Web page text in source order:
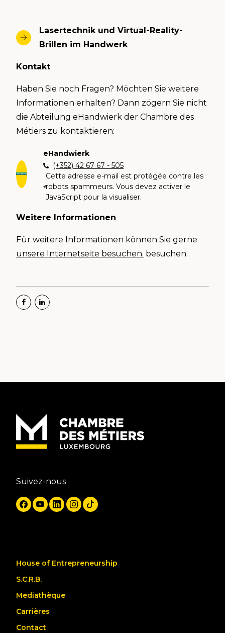
Lasertechnik und Virtual-Reality-
Brillen im Handwerk
Kontakt
Haben Sie noch Fragen? Möchten Sie weitere
Informationen erhalten? Dann zögern Sie nicht
die Abteilung eHandwierk der Chambre des
Métiers zu kontaktieren:
eHandwierk
(+352) 42 67 67 - 505
Cette adresse e-mail est protégée contre les
robots spammeurs. Vous devez activer le
JavaScript pour la visualiser.
Weitere Informationen
Für weitere Informationen können Sie gerne
unsere Internetseite besuchen. besuchen.
Suivez-nous
House of Entrepreneurship
S.C.R.B.
Mediathèque
Carrières
Contact